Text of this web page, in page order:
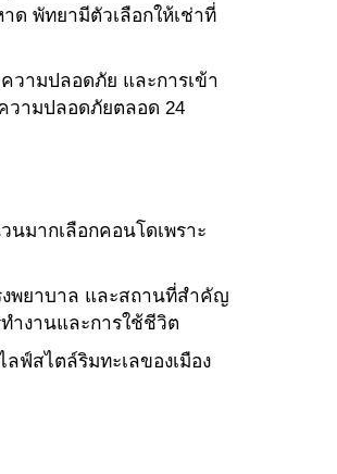
ด พัทยามีตัวเลือกให้เช่าที่
วามปลอดภัย และการเข้า
วามปลอดภัยตลอด 24
นมากเลือกคอนโดเพราะ
งพยาบาล และสถานที่สำคัญ
ำงานและการใช้ชีวิต
ฟ์สไตล์ริมทะเลของเมือง